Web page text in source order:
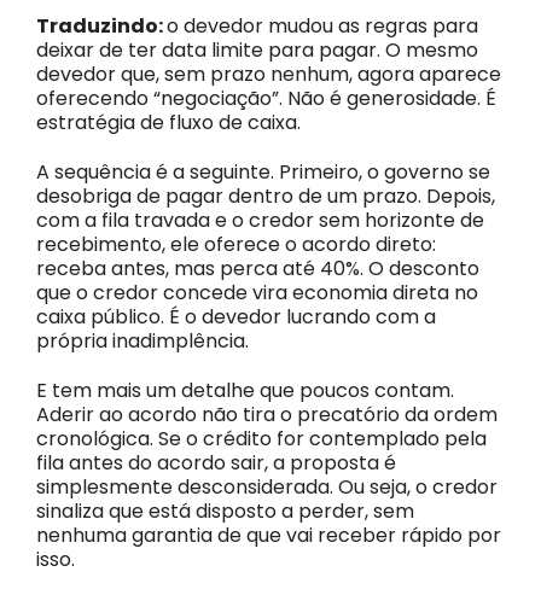
Traduzindo:o devedor mudou as regras para
deixar de ter data limite para pagar. O mesmo
devedor que, sem prazo nenhum, agora aparece
oferecendo “negociação”. Não é generosidade. É
estratégia de fluxo de caixa.
A sequência é a seguinte. Primeiro, o governo se
desobriga de pagar dentro de um prazo. Depois,
com a fila travada e o credor sem horizonte de
recebimento, ele oferece o acordo direto:
receba antes, mas perca até 40%. O desconto
que o credor concede vira economia direta no
caixa público. É o devedor lucrando com a
própria inadimplência.
E tem mais um detalhe que poucos contam.
Aderir ao acordo não tira o precatório da ordem
cronológica. Se o crédito for contemplado pela
fila antes do acordo sair, a proposta é
simplesmente desconsiderada. Ou seja, o credor
sinaliza que está disposto a perder, sem
nenhuma garantia de que vai receber rápido por
isso.